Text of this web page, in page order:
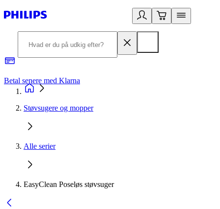
Betal senere med Klarna
Støvsugere og mopper
Alle serier
EasyClean Poseløs støvsuger